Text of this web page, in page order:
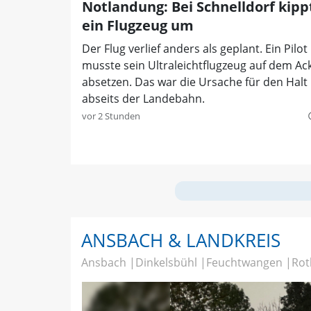
Notlandung: Bei Schnelldorf
ein Flugzeug um
Der Flug verlief anders als geplant. Ein Pilot
musste sein Ultraleichtflugzeug auf dem
absetzen. Das war die Ursache für den Halt
abseits der Landebahn.
vor 2 Stunden
ANSBACH & LANDKREIS
Ansbach Dinkelsbühl Feuchtwangen